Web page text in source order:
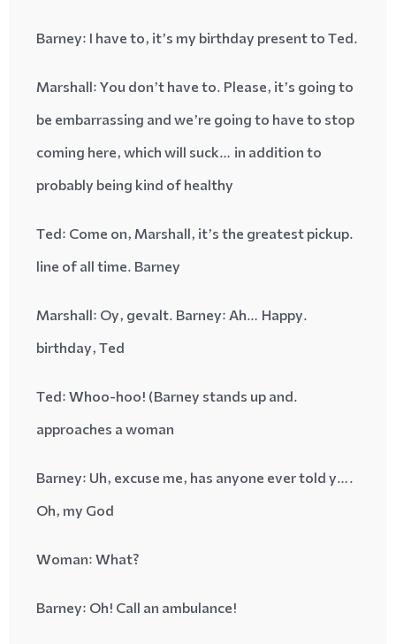
.Barney
: I have to, it’s my birthday present to Ted
Marshall: You don’t have to. Please, it’s going to
beembarrassingand we’re going to have to stop
coming here, which will suck… in addition to
probably being kind of healthy
.Ted
: Come on, Marshall, it’s the greatestpickup
lineof all time. Barney
.Marshall
: Oy, gevalt. Barney: Ah… Happy
birthday, Ted
.Ted
: Whoo-hoo! (Barney stands up and
approaches a woman
.Barney
: Uh, excuse me, has anyone ever told y…
Oh, my God
?Woman
: What
!Barney
: Oh! Call an ambulance